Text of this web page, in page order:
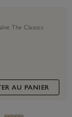
The Classics
AU PANIER